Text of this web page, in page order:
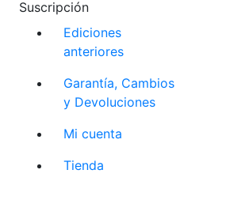
Suscripción
Ediciones
anteriores
Garantía, Cambios
y Devoluciones
Mi cuenta
Tienda